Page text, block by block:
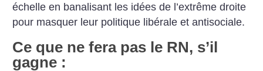
échelle en banalisant les idées de l’extrême droite
pour masquer leur politique libérale et antisociale.
Ce que ne fera pas le RN, s’il
gagne :